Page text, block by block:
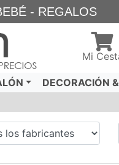
- REGALOS
Mi
DECORACIÓN